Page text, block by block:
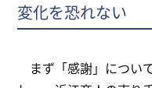
変化を恐れない
まず「感謝」につい